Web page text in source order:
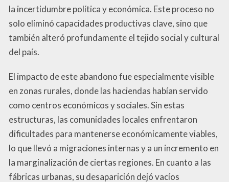
la incertidumbre política y económica. Este proceso no
solo eliminó capacidades productivas clave, sino que
también alteró profundamente el tejido social y cultural
del país.
El impacto de este abandono fue especialmente visible
en zonas rurales, donde las haciendas habían servido
como centros económicos y sociales. Sin estas
estructuras, las comunidades locales enfrentaron
dificultades para mantenerse económicamente viables,
lo que llevó a migraciones internas y a un incremento en
la marginalización de ciertas regiones. En cuanto a las
fábricas urbanas, su desaparición dejó vacíos